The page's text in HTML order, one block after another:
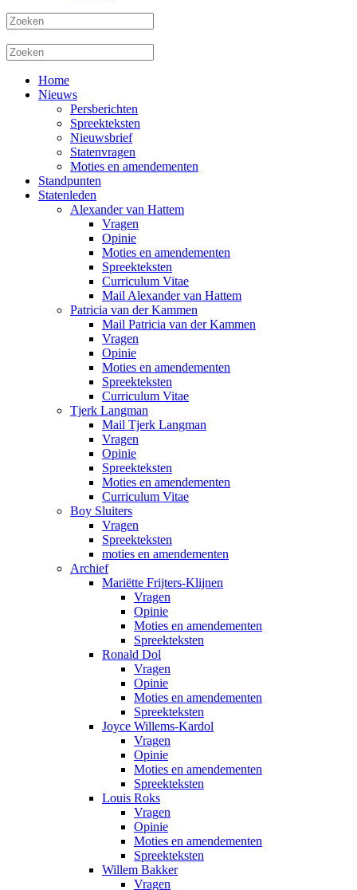
Home
Nieuws
Persberichten
Spreekteksten
Nieuwsbrief
Statenvragen
Moties en amendementen
Standpunten
Statenleden
Alexander van Hattem
Vragen
Opinie
Moties en amendementen
Spreekteksten
Curriculum Vitae
Mail Alexander van Hattem
Patricia van der Kammen
Mail Patricia van der Kammen
Vragen
Opinie
Moties en amendementen
Spreekteksten
Curriculum Vitae
Tjerk Langman
Mail Tjerk Langman
Vragen
Opinie
Spreekteksten
Moties en amendementen
Curriculum Vitae
Boy Sluiters
Vragen
Spreekteksten
moties en amendementen
Archief
Mariëtte Frijters-Klijnen
Vragen
Opinie
Moties en amendementen
Spreekteksten
Ronald Dol
Vragen
Opinie
Moties en amendementen
Spreekteksten
Joyce Willems-Kardol
Vragen
Opinie
Moties en amendementen
Spreekteksten
Louis Roks
Vragen
Opinie
Moties en amendementen
Spreekteksten
Willem Bakker
Vragen